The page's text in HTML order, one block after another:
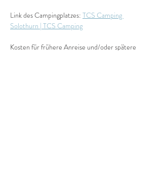
Link des Campingplatzes: TCS Camping
Solothurn | TCS Camping
Kosten für frühere Anreise und/oder spätere